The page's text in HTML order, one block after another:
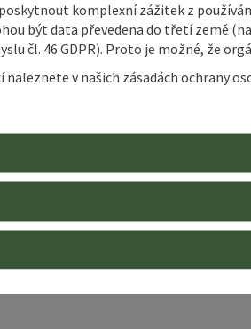
komplexní zážitek z
být data převedena do třetí země
čl. 46 GDPR). Proto je možné, že
naleznete v našich zásadách ochrany